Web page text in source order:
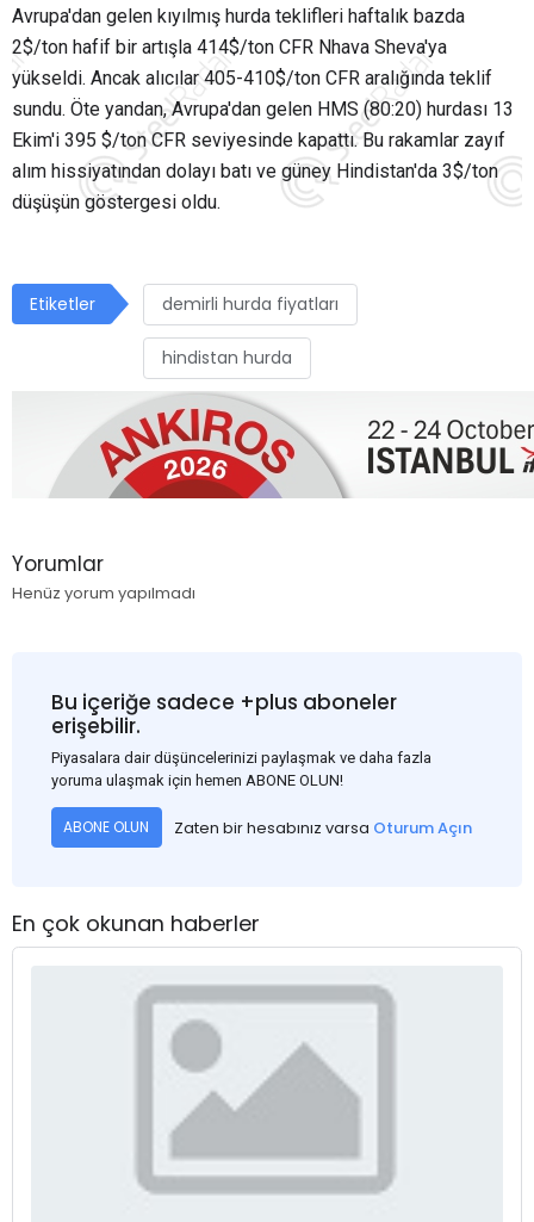
Avrupa'dan gelen kıyılmış hurda teklifleri haftalık bazda
2$/ton hafif bir artışla 414$/ton CFR Nhava Sheva'ya
yükseldi. Ancak alıcılar 405-410$/ton CFR aralığında teklif
sundu. Öte yandan, Avrupa'dan gelen HMS (80:20) hurdası 13
Ekim'i 395 $/ton CFR seviyesinde kapattı. Bu rakamlar zayıf
alım hissiyatından dolayı batı ve güney Hindistan'da 3$/ton
düşüşün göstergesi oldu.
Etiketler demirli hurda fiyatları
hindistan hurda
Yorumlar
Henüz yorum yapılmadı
Bu içeriğe sadece +plus aboneler
erişebilir.
Piyasalara dair düşüncelerinizi paylaşmak ve daha fazla
yoruma ulaşmak için hemen ABONE OLUN!
ABONE OLUN Zaten bir hesabınız varsa Oturum Açın
En çok okunan haberler